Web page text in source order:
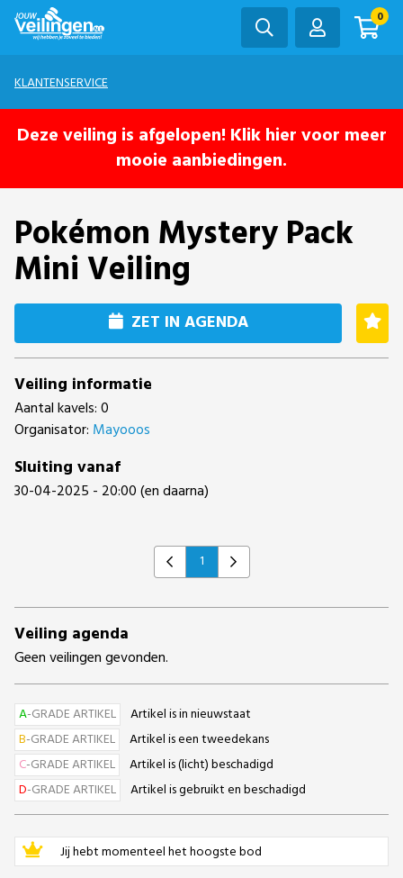
0
KLANTENSERVICE
Deze veiling is afgelopen! Klik hier voor meer
mooie aanbiedingen.
Pokémon Mystery Pack
Mini Veiling
ZET IN AGENDA
Veiling informatie
Aantal kavels: 0
Organisator: Mayooos
Sluiting vanaf
30-04-2025 - 20:00 (en daarna)
Previous
1 Next
Veiling agenda
Geen veilingen gevonden.
A-GRADE ARTIKEL
Artikel is in nieuwstaat
B-GRADE ARTIKEL
Artikel is een tweedekans
C-GRADE ARTIKEL
Artikel is (licht) beschadigd
D-GRADE ARTIKEL Artikel is gebruikt en beschadigd
Jij hebt momenteel het hoogste bod